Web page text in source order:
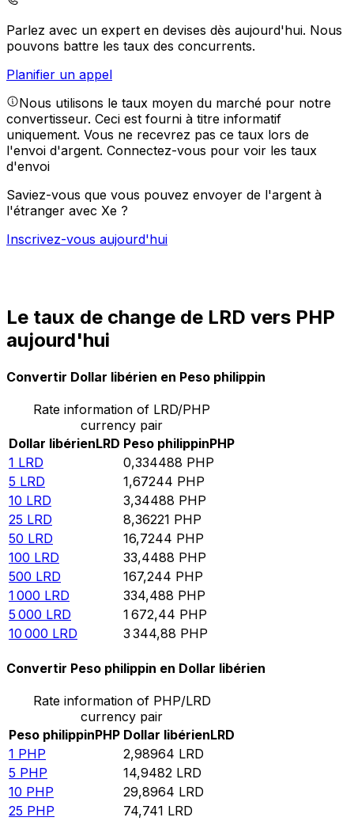
Parlez avec un expert en devises dès aujourd'hui. Nous
pouvons battre les taux des concurrents.
Planifier un appel
Nous utilisons le taux moyen du marché pour notre
convertisseur. Ceci est fourni à titre informatif
uniquement. Vous ne recevrez pas ce taux lors de
l'envoi d'argent. Connectez-vous pour voir les taux
d'envoi
Saviez-vous que vous pouvez envoyer de l'argent à
l'étranger avec Xe ?
Inscrivez-vous aujourd'hui
Le taux de change de LRD vers PHP
aujourd'hui
Convertir Dollar libérien en Peso philippin
Rate information of LRD/PHP
currency pair
Dollar libérienLRD Peso philippinPHP
1 LRD 0,334488 PHP
5 LRD 1,67244 PHP
10 LRD 3,34488 PHP
25 LRD 8,36221 PHP
50 LRD 16,7244 PHP
100 LRD 33,4488 PHP
500 LRD 167,244 PHP
1 000 LRD 334,488 PHP
5 000 LRD 1 672,44 PHP
10 000 LRD 3 344,88 PHP
Convertir Peso philippin en Dollar libérien
Rate information of PHP/LRD
currency pair
Peso philippinPHP Dollar libérienLRD
1 PHP 2,98964 LRD
5 PHP 14,9482 LRD
10 PHP 29,8964 LRD
25 PHP 74,741 LRD